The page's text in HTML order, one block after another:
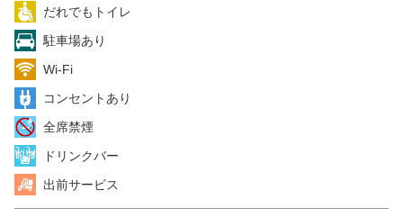
だれでもトイレ
駐車場あり
Wi-Fi
コンセントあり
全席禁煙
ドリンクバー
出前サービス